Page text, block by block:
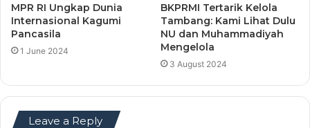
MPR RI Ungkap Dunia
Internasional Kagumi
Pancasila
1 June 2024
BKPRMI Tertarik Kelola
Tambang: Kami Lihat Dulu
NU dan Muhammadiyah
Mengelola
3 August 2024
Leave a Reply